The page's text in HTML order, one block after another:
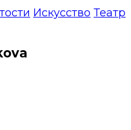
Искусство Театр